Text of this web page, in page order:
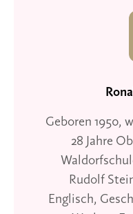
Geboren 1950,
28 Jahre
Rudolf
Englisch,